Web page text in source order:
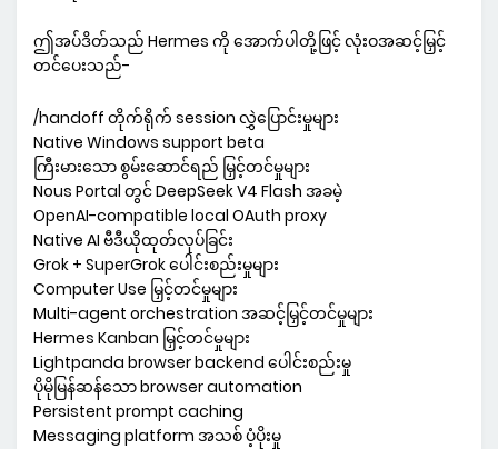
ဤအပ်ဒိတ်သည် Hermes ကို အောက်ပါတို့ဖြင့် လုံးဝအဆင့်မြှင့်
တင်ပေးသည်-
/handoff တိုက်ရိုက် session လွှဲပြောင်းမှုများ
Native Windows support beta
ကြီးမားသော စွမ်းဆောင်ရည် မြှင့်တင်မှုများ
Nous Portal တွင် DeepSeek V4 Flash အခမဲ့
OpenAI-compatible local OAuth proxy
Native AI ဗီဒီယိုထုတ်လုပ်ခြင်း
Grok + SuperGrok ပေါင်းစည်းမှုများ
Computer Use မြှင့်တင်မှုများ
Multi-agent orchestration အဆင့်မြှင့်တင်မှုများ
Hermes Kanban မြှင့်တင်မှုများ
Lightpanda browser backend ပေါင်းစည်းမှု
ပိုမိုမြန်ဆန်သော browser automation
Persistent prompt caching
Messaging platform အသစ် ပံ့ပိုးမှု